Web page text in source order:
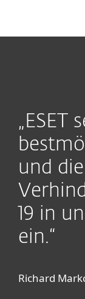
„ESET
und die
19 in
ein.“
Richard